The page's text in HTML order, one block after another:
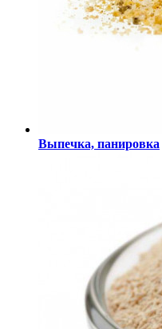
Выпечка, панировка